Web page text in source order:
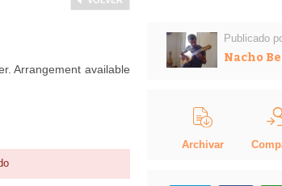
Arrangement available
Publicado
Nacho
Archivar